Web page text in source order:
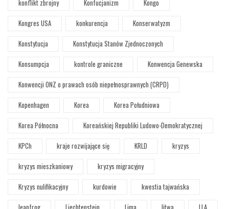
konflikt zbrojny
Konfucjanizm
Kongo
Kongres USA
konkurencja
Konserwatyzm
Konstytucja
Konstytucja Stanów Zjednoczonych
Konsumpcja
kontrole graniczne
Konwencja Genewska
Konwencji ONZ o prawach osób niepełnosprawnych (CRPD)
Kopenhagen
Korea
Korea Południowa
Korea Północna
Koreańskiej Republiki Ludowo-Demokratycznej
KPCh
kraje rozwijające się KRLD
kryzys
kryzys mieszkaniowy
kryzys migracyjny
Kryzys nulifikacyjny
kurdowie
kwestia tajwańska